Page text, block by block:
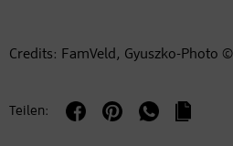
Credits: FamVeld, Gyuszko-Photo
Teilen: